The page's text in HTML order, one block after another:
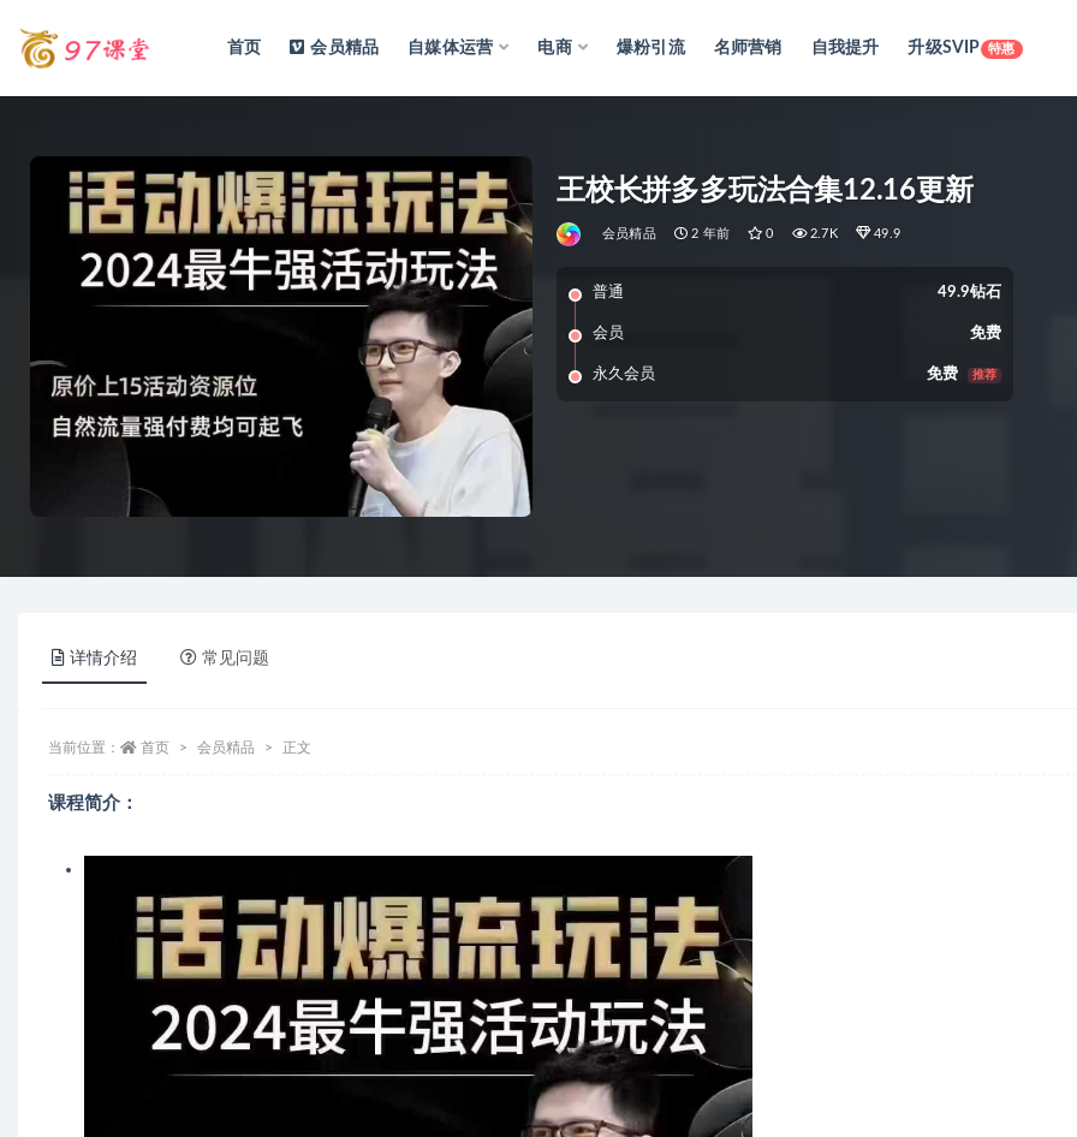
首页 会员精品 自媒体运营 电商 爆粉引流 名师营销 自我提升 升级SVIP 特惠
王校长拼多多玩法合集12.16更新
会员精品 2 年前 0 2.7K 49.9
普通 49.9钻石
会员 免费
永久会员 免费 推荐
详情介绍 常见问题
当前位置： 首页 会员精品 正文
课程简介：